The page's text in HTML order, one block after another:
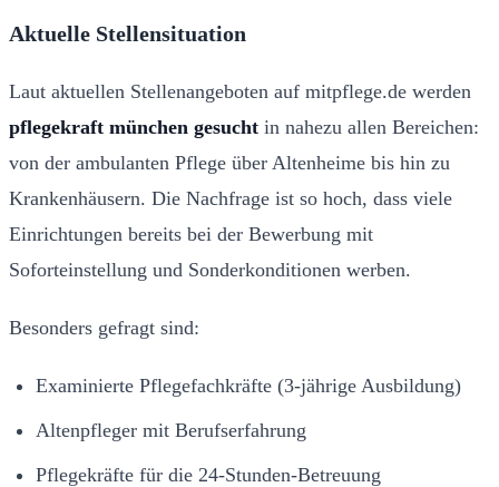
Aktuelle Stellensituation
Laut aktuellen Stellenangeboten auf mitpflege.de werden
pflegekraft münchen gesucht in nahezu allen Bereichen:
von der ambulanten Pflege über Altenheime bis hin zu
Krankenhäusern. Die Nachfrage ist so hoch, dass viele
Einrichtungen bereits bei der Bewerbung mit
Soforteinstellung und Sonderkonditionen werben.
Besonders gefragt sind:
Examinierte Pflegefachkräfte (3-jährige Ausbildung)
Altenpfleger mit Berufserfahrung
Pflegekräfte für die 24-Stunden-Betreuung